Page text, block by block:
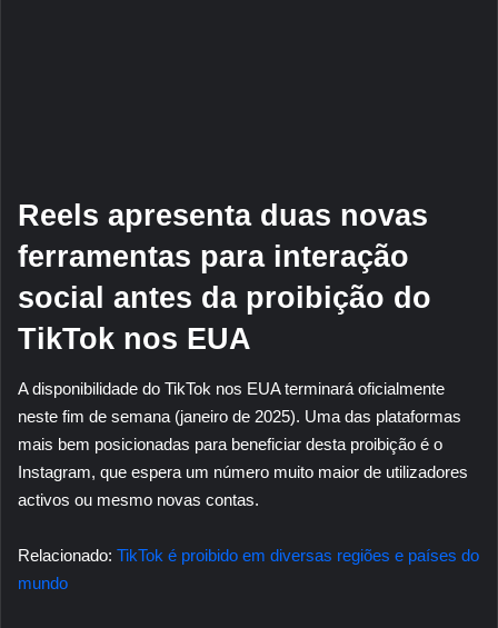
Reels apresenta duas novas
ferramentas para interação
social antes da proibição do
TikTok nos EUA
A disponibilidade do TikTok nos EUA terminará oficialmente
neste fim de semana (janeiro de 2025). Uma das plataformas
mais bem posicionadas para beneficiar desta proibição é o
Instagram, que espera um número muito maior de utilizadores
activos ou mesmo novas contas.
Relacionado: TikTok é proibido em diversas regiões e países do
mundo